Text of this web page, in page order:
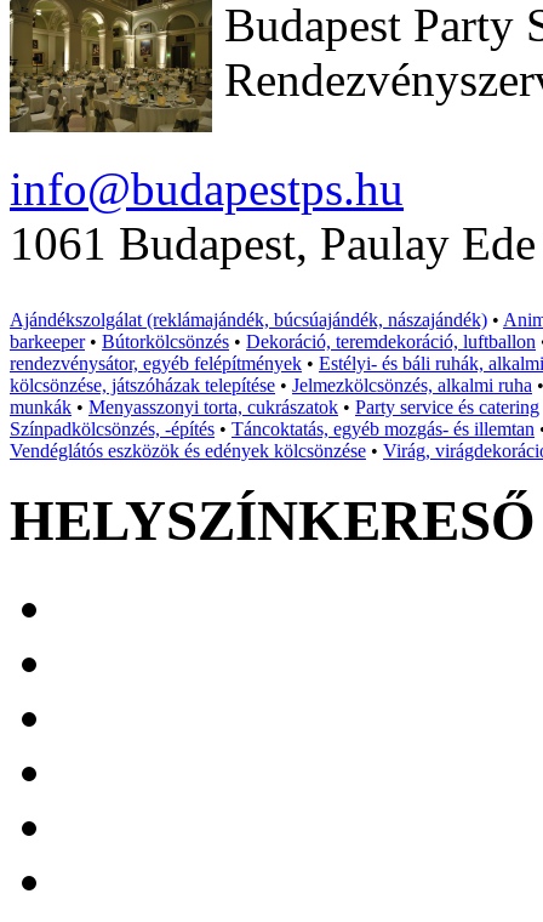
Budapest Party
info@budapestps.hu
1061 Budapest, Paulay
Ajándékszolgálat (reklámajándék, búcsúajándék, nászajándék) •
barkeeper• Bútorkölcsönzés • Dekoráció, teremdekoráció, luftballon
rendezvénysátor, egyéb felépítmények • Estélyi- és báli ruhák,
kölcsönzése, játszóházak telepítése • Jelmezkölcsönzés, alkalmi ruha
munkák • Menyasszonyi torta, cukrászatok • Party service és catering
Színpadkölcsönzés, -építés • Táncoktatás, egyéb mozgás- és illemtan
Vendéglátós eszközök és edények kölcsönzése • Virág,
HELYSZÍNKERESŐ